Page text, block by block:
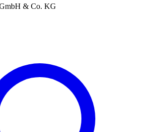
& Co. KG